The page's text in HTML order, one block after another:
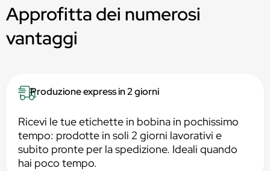
Approfitta dei numerosi
vantaggi
Produzione express in 2 giorni
Ricevi le tue etichette in bobina in pochissimo
tempo: prodotte in soli 2 giorni lavorativi e
subito pronte per la spedizione. Ideali quando
hai poco tempo.